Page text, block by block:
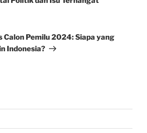
Calon Pemilu 2024: Siapa yang
Indonesia?